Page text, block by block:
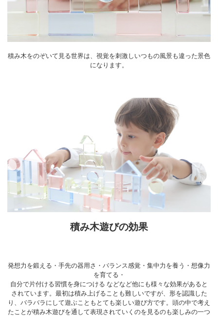
積み木をのぞいて見る世界は、視覚を刺激しいつもの風景も違った景色
になります。
積み木遊びの効果
発想力を鍛える・手先の器用さ・バランス感覚・集中力を養う・想像力
を育てる・
自分で片付ける習慣を身につける などなど他にも様々な効果があると
されています。最初は積み上げることも難しいですが、形を認識した
り、バラバラにして遊ぶこともとても楽しい遊び方です。頭の中で考え
たことが積み木遊びを通して表現されていくのを見るのも楽しみの一つ